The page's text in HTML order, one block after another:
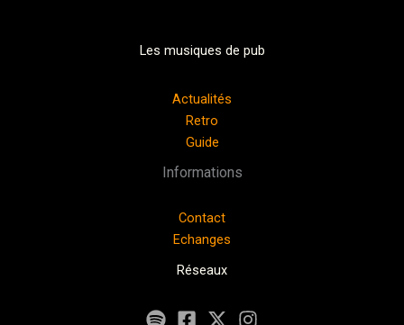
Les musiques de pub
Actualités
Retro
Guide
Informations
Contact
Echanges
Réseaux